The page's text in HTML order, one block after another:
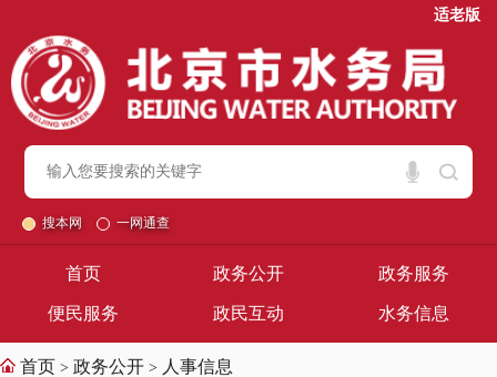
适老版
搜本网 一网通查
首页 政务公开 政务服务
便民服务 政民互动 水务信息
首页 > 政务公开 > 人事信息